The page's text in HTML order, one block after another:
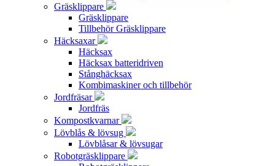
Gräsklippare
Gräsklippare
Tillbehör Gräsklippare
Häcksaxar
Häcksax
Häcksax batteridriven
Stånghäcksax
Kombimaskiner och tillbehör
Jordfräsar
Jordfräs
Kompostkvarnar
Lövblås & lövsug
Lövblåsar & lövsugar
Robotgräsklippare